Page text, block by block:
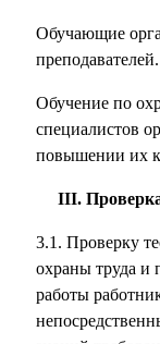
Обучающие
преподавателей.
Обучение по
специалистов
повышении их
III.
3.1. Проверку
охраны труда и
работы